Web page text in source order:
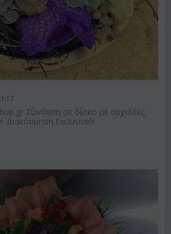
Σύνθεση σε δίσκο με ορχιδέες
Διακόσμηση.Exclusive!!!